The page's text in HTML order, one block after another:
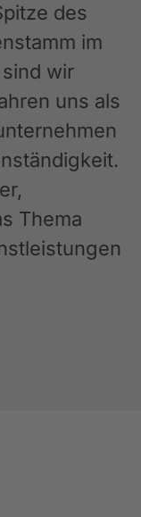
des
im
wir
uns als
Thema